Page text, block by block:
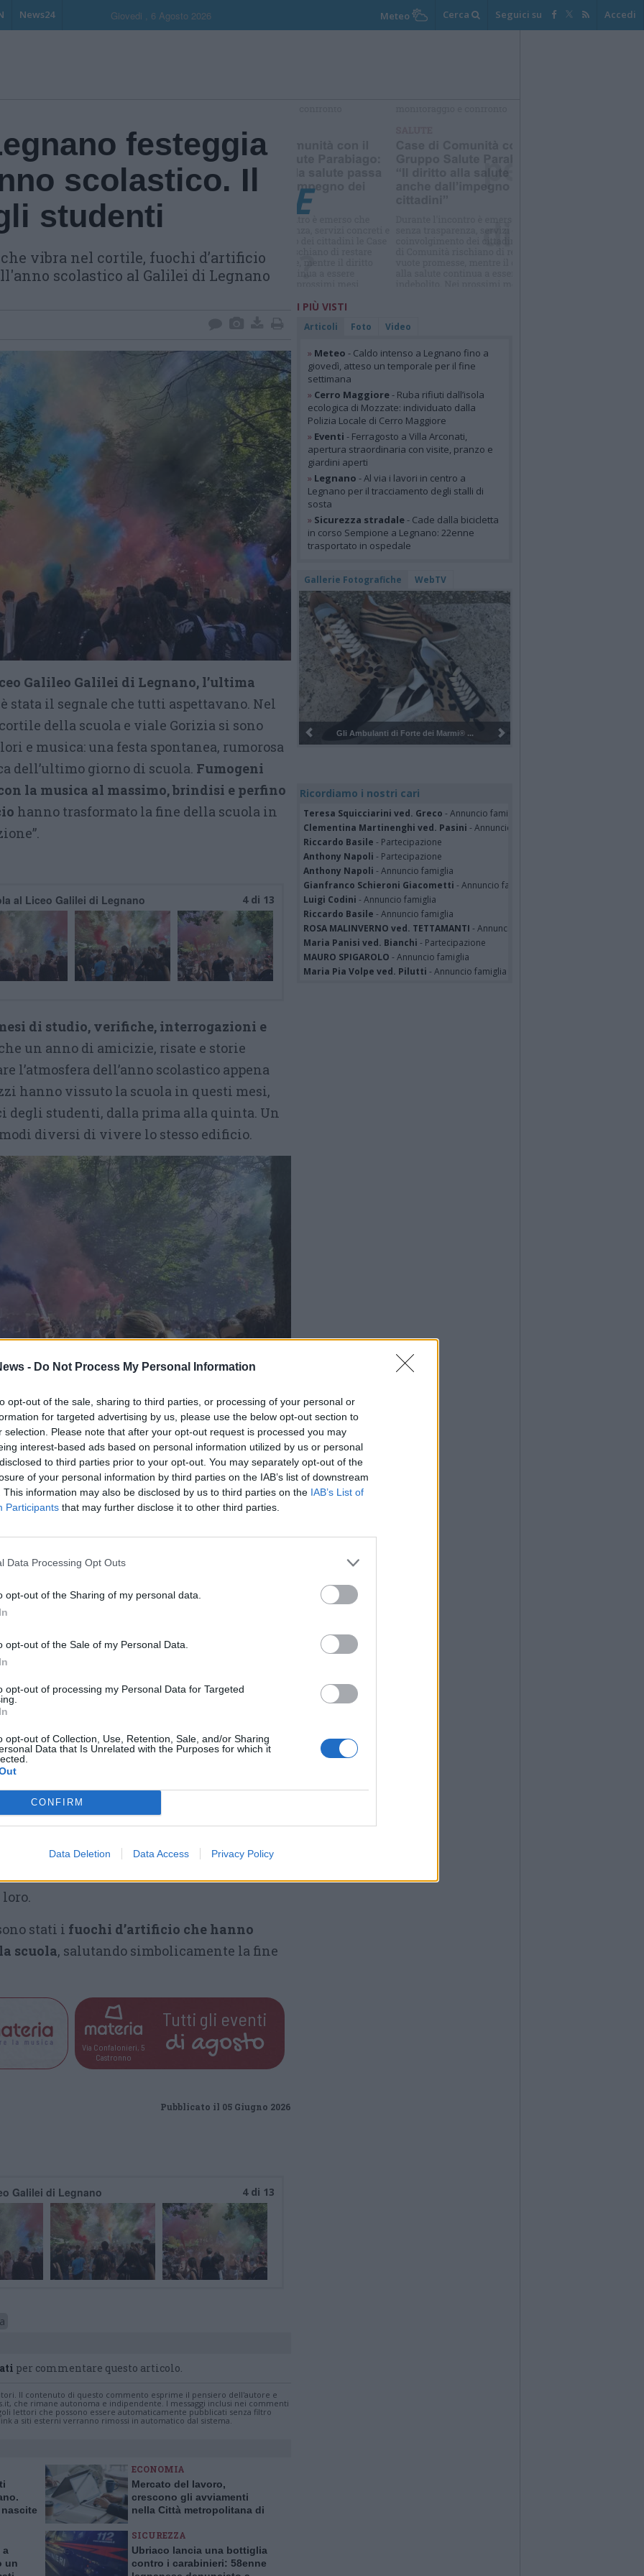
- Do Not Process My Personal Information
opt-out of the sale, sharing to third parties, or processing of your personal or
for targeted advertising by us, please use the below opt-out section to
selection. Please note that after your opt-out request is processed you may
interest-based ads based on personal information utilized by us or personal
to third parties prior to your opt-out. You may separately opt-out of the
of your personal information by third parties on the IAB’s list of downstream
This information may also be disclosed by us to third parties on the IAB’s List of
Participants that may further disclose it to other third parties.
Data Processing Opt Outs
opt-out of the Sharing of my personal data.
opt-out of the Sale of my Personal Data.
opt-out of processing my Personal Data for Targeted
opt-out of Collection, Use, Retention, Sale, and/or Sharing
Data that Is Unrelated with the Purposes for which it
CONFIRM
Data Deletion Data Access Privacy Policy
News24 Giovedi , 6 Agosto 2026 Meteo Cerca Seguici su Accedi
festeggia
scolastico. Il
studenti
vibra nel cortile, fuochi d’artificio
scolastico al Galilei di Legnano
Galileo Galilei di Legnano, l’ultima
è stata il segnale che tutti aspettavano. Nel
della scuola e viale Gorizia si sono
e musica: una festa spontanea, rumorosa
dell’ultimo giorno di scuola. Fumogeni
la musica al massimo, brindisi e perfino
hanno trasformato la fine della scuola in
al Liceo Galilei di Legnano 4 di 13
di studio, verifiche, interrogazioni e
un anno di amicizie, risate e storie
l’atmosfera dell’anno scolastico appena
hanno vissuto la scuola in questi mesi,
degli studenti, dalla prima alla quinta. Un
diversi di vivere lo stesso edificio.
raccontato un anno di scoperte: nuovi
nuove amicizie. In tanti hanno raccontato
trovando una classe accogliente e un
parte del gruppo fin dai primi giorni.
un debito… però fa parte del gioco. L’anno
raccontando la leggerezza con cui
al liceo.
invece di crescita : è l’età in cui si
i professori, a capire quali materie
sudare fino all’ultimo.Per le quarte,
e preparazione
con gli amici. Un anno di passaggio, in
avanti.
vivono la fine della scuola con un
. La maturità sembra ancora lontana,
mentre la testa è già alle vacanze estive
passare insieme. Cinque anni di ricordi —
corridoi, feste natalizie surreali — che
stati i fuochi d’artificio che hanno
scuola, salutando simbolicamente la fine
Via Confalonieri, 5
Castronno
Tutti gli eventi
di agosto
Pubblicato il 05 Giugno 2026
Galilei di Legnano 4 di 13
per commentare questo articolo.
Il contenuto di questo commento esprime il pensiero dell'autore e
che rimane autonoma e indipendente. I messaggi inclusi nei commenti
lettori che possono essere automaticamente pubblicati senza filtro
a siti esterni verranno rimossi in automatico dal sistema.
ECONOMIA
Mercato del lavoro,
crescono gli avviamenti
nella Città metropolitana di
a
un
SICUREZZA
Ubriaco lancia una bottiglia
contro i carabinieri: 58enne
I PIÙ VISTI
Articoli Foto Video
» Meteo - Caldo intenso a Legnano fino a
giovedì, atteso un temporale per il fine
settimana
» Cerro Maggiore- Ruba rifiuti dall’isola
ecologica di Mozzate: individuato dalla
Polizia Locale di Cerro Maggiore
» Eventi - Ferragosto a Villa Arconati,
apertura straordinaria con visite, pranzo e
giardini aperti
» Legnano - Al via i lavori in centro a
Legnano per il tracciamento degli stalli di
sosta
» Sicurezza stradale- Cade dalla bicicletta
in corso Sempione a Legnano: 22enne
trasportato in ospedale
Gallerie Fotografiche WebTV
Pulizia del bosco del Rugareto a ...
Ricordiamo i nostri cari
Teresa Squicciarini ved. Greco - Annuncio famiglia
Clementina Martinenghi ved. Pasini - Annuncio famiglia
Riccardo Basile - Partecipazione
Anthony Napoli - Partecipazione
Anthony Napoli - Annuncio famiglia
Gianfranco Schieroni Giacometti - Annuncio famiglia
Luigi Codini - Annuncio famiglia
Riccardo Basile - Annuncio famiglia
ROSA MALINVERNO ved. TETTAMANTI - Annuncio famiglia
Maria Panisi ved. Bianchi - Partecipazione
MAURO SPIGAROLO - Annuncio famiglia
Maria Pia Volpe ved. Pilutti - Annuncio famiglia